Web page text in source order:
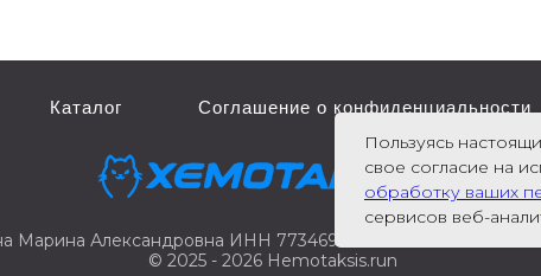
Пользуясь
свое согласие на
обработку ваших
сервисов веб-
Каталог Соглашение о конфиденциальности
Марина Александровна ИНН 773469028351 ОГРНИП
© 2025 - 2026 Hemotaksis.run